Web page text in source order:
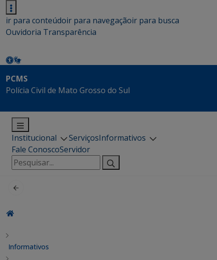
ir para conteúdoir para navegaçãoir para busca
Ouvidoria Transparência
PCMS
Polícia Civil de Mato Grosso do Sul
Institucional ServiçosInformativos
Fale ConoscoServidor
Pesquisar
por:
Informativos